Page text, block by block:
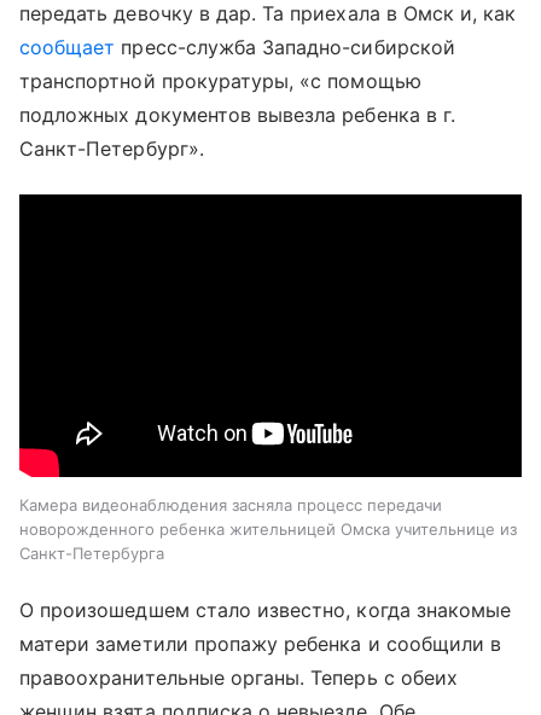
передать девочку в дар. Та приехала в Омск и, как
сообщает пресс-служба Западно-сибирской
транспортной прокуратуры, «с помощью
подложных документов вывезла ребенка в г.
Санкт-Петербург».
Камера видеонаблюдения засняла процесс передачи
новорожденного ребенка жительницей Омска учительнице из
Санкт-Петербурга
О произошедшем стало известно, когда знакомые
матери заметили пропажу ребенка и сообщили в
правоохранительные органы. Теперь с обеих